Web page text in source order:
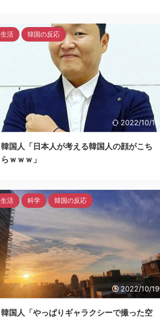
2022/10/19
生活 韓国の反応
韓国人「日本人が考える韓国人の顔がこち
らｗｗｗ」
2022/10/19
生活 科学 韓国の反応
韓国人「やっぱりギャラクシーで撮った空